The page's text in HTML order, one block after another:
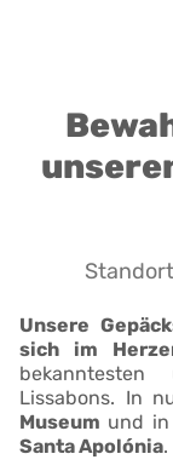
Unsere
sich im
bekanntesten
Lissabons. In
Museum und in
Santa Apolónia.